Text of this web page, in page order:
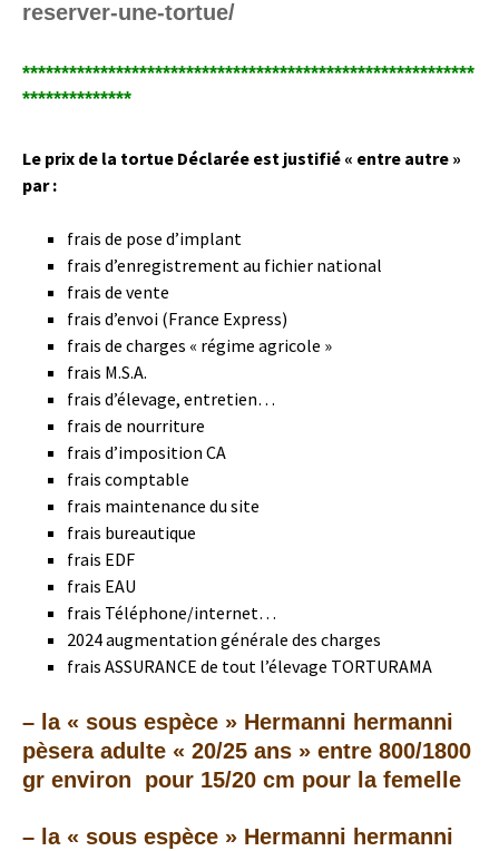
reserver-une-tortue/
**********************************************************
**************
Le prix de la tortue Déclarée est justifié « entre autre »
par :
frais de pose d’implant
frais d’enregistrement au fichier national
frais de vente
frais d’envoi (France Express)
frais de charges « régime agricole »
frais M.S.A.
frais d’élevage, entretien…
frais de nourriture
frais d’imposition CA
frais comptable
frais maintenance du site
frais bureautique
frais EDF
frais EAU
frais Téléphone/internet…
2024 augmentation générale des charges
frais ASSURANCE de tout l’élevage TORTURAMA
– la « sous espèce » Hermanni hermanni
pèsera adulte « 20/25 ans » entre 800/1800
gr environ pour 15/20 cm pour la femelle
– la « sous espèce » Hermanni hermanni